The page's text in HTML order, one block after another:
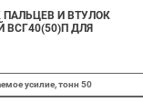
И ВТУЛОК
ДЛЯ
усилие, тонн 50